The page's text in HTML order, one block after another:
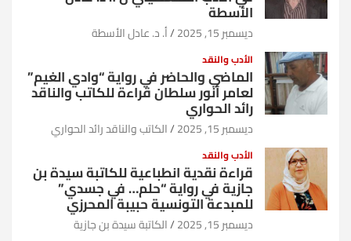
الأسطة
ديسمبر 15, 2025 أ. د. عادل الأسطة
الأدب والنقد
الماضي والحاضر في رواية “وادي الغيم”
لعامر أنور سلطان قراءة للكاتب والناقد
رائد الحواري
ديسمبر 15, 2025 الكاتب والناقد رائد الحواري
الأدب والنقد
قراءة نقدية انطباعية للكاتبة سيدة بن
جازية في رواية “حلم… في جسدي”
للمبدعة التونسية حبيبة المحرزي
ديسمبر 15, 2025 الكاتبة سيدة بن جازية